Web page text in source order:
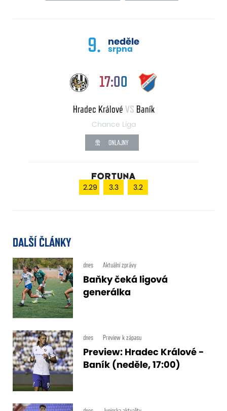
9. neděle
srpna
17:00
Hradec Králové VS Baník
Chance Liga
ONLAJNY
2.29 3.3 3.2
DALŠÍ ČLÁNKY
dnes Aktuální zprávy
Baňky čeká ligová
generálka
dnes Preview k zápasu
Preview: Hradec Králové -
Baník (neděle, 17:00)